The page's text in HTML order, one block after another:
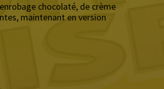
chocolaté, de crème
maintenant en version